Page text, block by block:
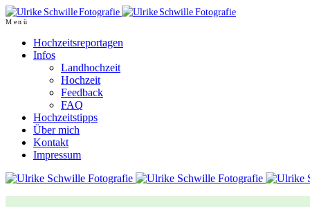
Menü
Hochzeitsreportagen
Infos
Landhochzeit
Hochzeit
Feedback
FAQ
Hochzeitstipps
Über mich
Kontakt
Impressum